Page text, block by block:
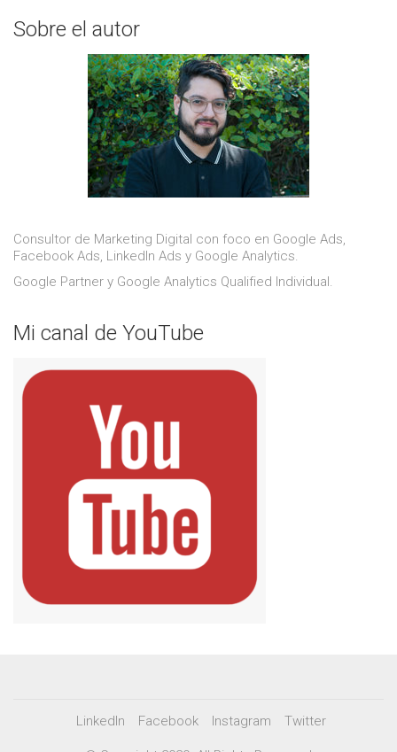
Sobre el autor
Consultor de Marketing Digital con foco en Google Ads,
Facebook Ads, LinkedIn Ads y Google Analytics.
Google Partner y Google Analytics Qualified Individual.
Mi canal de YouTube
LinkedIn Facebook Instagram Twitter